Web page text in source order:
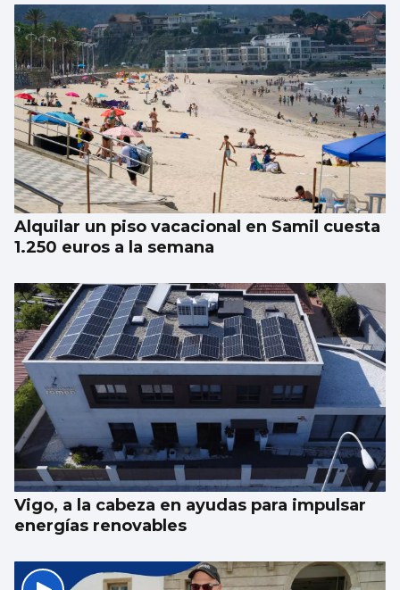
Alquilar un piso vacacional en Samil cuesta
1.250 euros a la semana
Vigo, a la cabeza en ayudas para impulsar
energías renovables